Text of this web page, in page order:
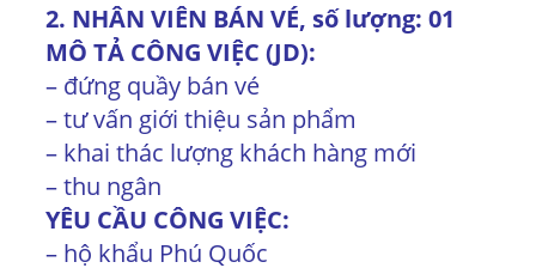
2. NHÂN VIÊN BÁN VÉ, số lượng: 01
MÔ TẢ CÔNG VIỆC (JD):
– đứng quầy bán vé
– tư vấn giới thiệu sản phẩm
– khai thác lượng khách hàng mới
– thu ngân
YÊU CẦU CÔNG VIỆC:
– hộ khẩu Phú Quốc